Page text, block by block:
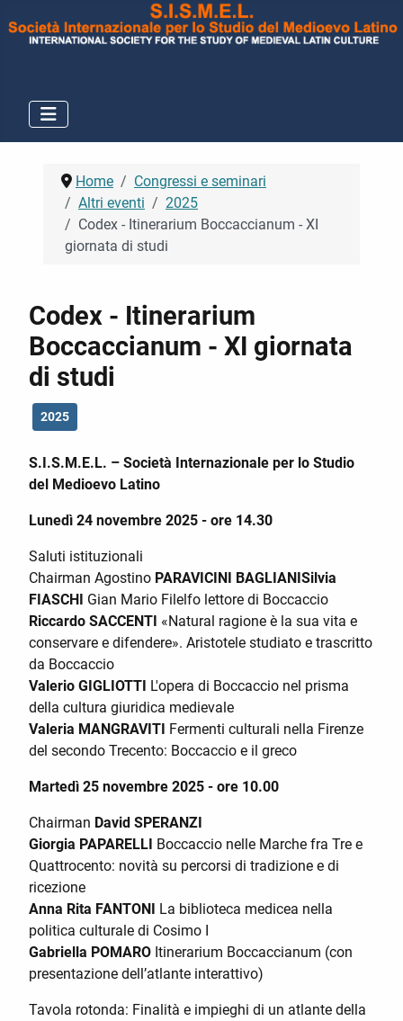
Home
Congressi e seminari
Altri eventi
2025
Codex - Itinerarium Boccaccianum - XI
giornata di studi
Codex - Itinerarium
Boccaccianum - XI giornata
di studi
2025
S.I.S.M.E.L. – Società Internazionale per lo Studio
del Medioevo Latino
Lunedì 24 novembre 2025 - ore 14.30
Saluti istituzionali
Chairman Agostino PARAVICINI BAGLIANISilvia
FIASCHI Gian Mario Filelfo lettore di Boccaccio
Riccardo SACCENTI «Natural ragione è la sua vita e
conservare e difendere». Aristotele studiato e trascritto
da Boccaccio
Valerio GIGLIOTTI L'opera di Boccaccio nel prisma
della cultura giuridica medievale
Valeria MANGRAVITI Fermenti culturali nella Firenze
del secondo Trecento: Boccaccio e il greco
Martedì 25 novembre 2025 - ore 10.00
Chairman David SPERANZI
Giorgia PAPARELLI Boccaccio nelle Marche fra Tre e
Quattrocento: novità su percorsi di tradizione e di
ricezione
Anna Rita FANTONI La biblioteca medicea nella
politica culturale di Cosimo I
Gabriella POMARO Itinerarium Boccaccianum (con
presentazione dell’atlante interattivo)
Tavola rotonda: Finalità e impieghi di un atlante della